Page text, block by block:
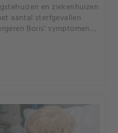
en ziekenhuizen
aantal sterfgevallen
Boris' symptomen